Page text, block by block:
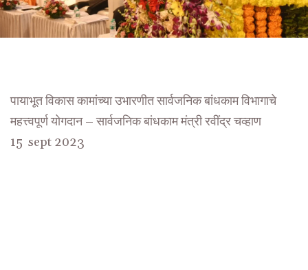
पायाभूत विकास कामांच्या उभारणीत सार्वजनिक बांधकाम विभागाचे
महत्त्वपूर्ण योगदान – सार्वजनिक बांधकाम मंत्री रवींद्र चव्हाण
15 sept 2023